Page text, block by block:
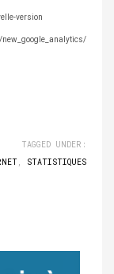
version
TAGGED UNDER:
, STATISTIQUES